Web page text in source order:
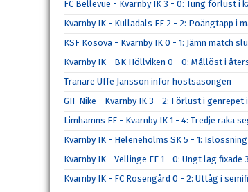
FC Bellevue - Kvarnby IK 3 - 0: Tung förlust i
Kvarnby IK - Kulladals FF 2 - 2: Poängtapp i
KSF Kosova - Kvarnby IK 0 - 1: Jämn match
Kvarnby IK - BK Höllviken 0 - 0: Mållöst i
Tränare Uffe Jansson inför höstsäsongen
GIF Nike - Kvarnby IK 3 - 2: Förlust i
Limhamns FF - Kvarnby IK 1 - 4: Tredje raka
Kvarnby IK - Heleneholms SK 5 - 1:
Kvarnby IK - Vellinge FF 1 - 0: Ungt lag fixade
Kvarnby IK - FC Rosengård 0 - 2: Uttåg i